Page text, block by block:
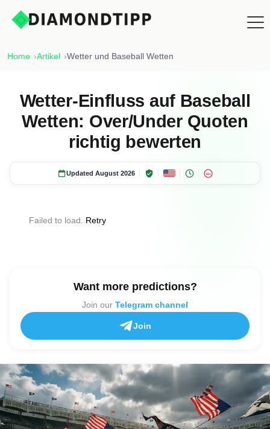
Home Artikel Wetter und Baseball Wetten
Wetter-Einfluss auf Baseball
Wetten: Over/Under Quoten
richtig bewerten
Updated August 2026 18+
Failed to load. Retry
Want more predictions?
Join our Telegram channel
Join